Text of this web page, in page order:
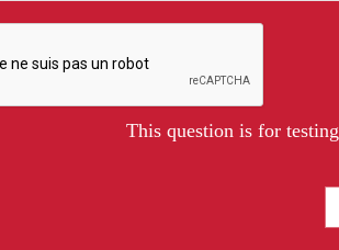
This question is for